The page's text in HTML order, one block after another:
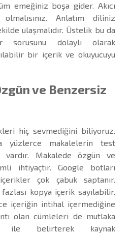
emeğiniz boşa gider. Akıcı
Anlatım diliniz
ulaşmalıdır. Üstelik bu da
sorusunu dolaylı olarak
bir içerik ve okuyucuyu
ve Benzersiz
hiç sevmediğini biliyoruz.
yüzlerce makalelerin test
Makalede özgün ve
ihtiyaçtır. Google botları
çok çabuk saptanır.
kopya içerik sayılabilir.
içeriğin intihal içermediğine
olan cümleleri de mutlaka
ile belirterek kaynak